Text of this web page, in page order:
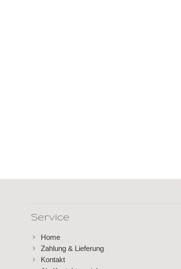
Service
Home
Zahlung & Lieferung
Kontakt